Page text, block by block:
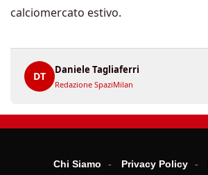
calciomercato estivo.
DT
Daniele Tagliaferri
Redazione SpaziMilan
Chi Siamo Privacy Policy